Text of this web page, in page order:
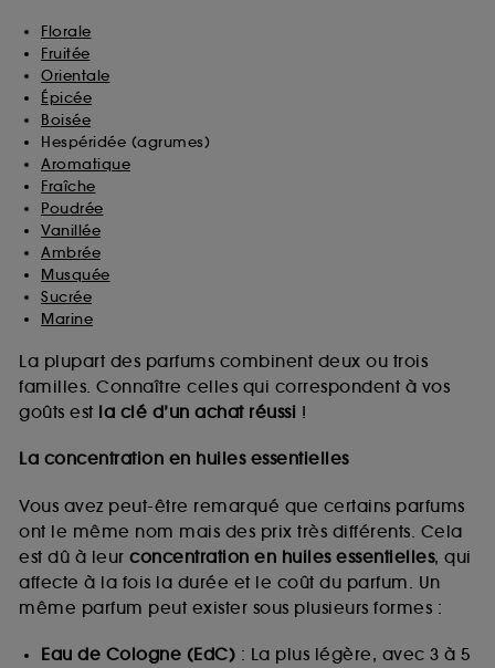
Florale
Fruitée
Orientale
Épicée
Boisée
Hespéridée (agrumes)
Aromatique
Fraîche
Poudrée
Vanillée
Ambrée
Musquée
Sucrée
Marine
La plupart des parfums combinent deux ou trois
familles. Connaître celles qui correspondent à vos
goûts est la clé d’un achat réussi !
La concentration en huiles essentielles
Vous avez peut-être remarqué que certains parfums
ont le même nom mais des prix très différents. Cela
est dû à leur concentration en huiles essentielles, qui
affecte à la fois la durée et le coût du parfum. Un
même parfum peut exister sous plusieurs formes :
Eau de Cologne (EdC) : La plus légère, avec 3 à 5